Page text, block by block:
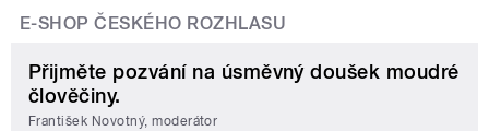
E-SHOP ČESKÉHO ROZHLASU
Přijměte pozvání na úsměvný doušek moudré
člověčiny.
František Novotný, moderátor